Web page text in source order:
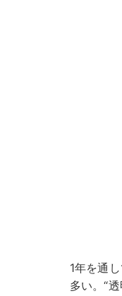
1年を通
多い。“